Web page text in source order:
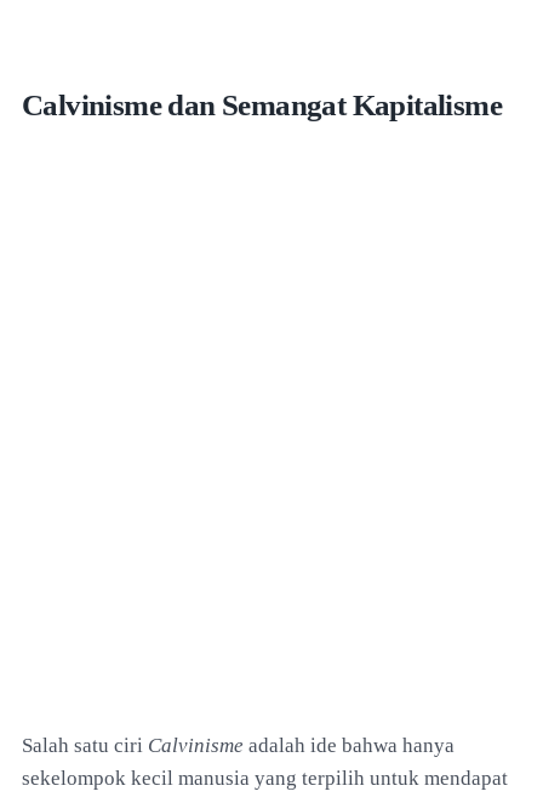
Calvinisme dan Semangat Kapitalisme
Salah satu ciri Calvinisme adalah ide bahwa hanya
sekelompok kecil manusia yang terpilih untuk mendapat